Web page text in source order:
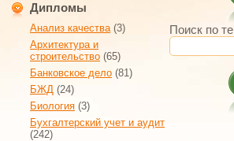
Дипломы
Анализ качества(3)
Архитектура и
строительство (65)
Банковское дело (81)
БЖД (24)
Биология (3)
Бухгалтерский учет и аудит
(242)
Поиск по